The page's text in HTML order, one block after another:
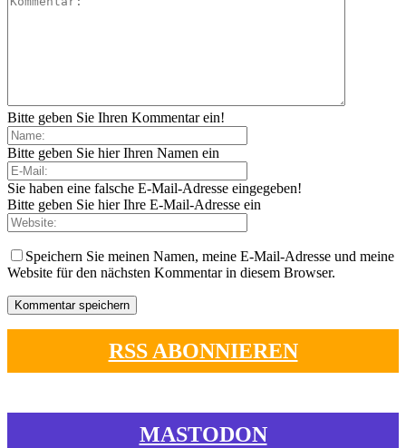
Bitte geben Sie Ihren Kommentar ein!
Bitte geben Sie hier Ihren Namen ein
Sie haben eine falsche E-Mail-Adresse eingegeben!
Bitte geben Sie hier Ihre E-Mail-Adresse ein
Speichern Sie meinen Namen, meine E-Mail-Adresse und meine
Website für den nächsten Kommentar in diesem Browser.
RSS ABONNIEREN
MASTODON